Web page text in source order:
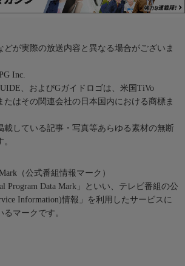
どが実際の放送内容と異なる場合がございま
Inc.
、およびGガイドロゴは、米国TiVo
たはその関連会社の日本国内における商標ま
載している記事・写真等あらゆる素材の無断
（公式番組情報マーク）
Program Data Mark」といい、テレビ番組の公
Information)情報」を利用したサービスに
マークです。